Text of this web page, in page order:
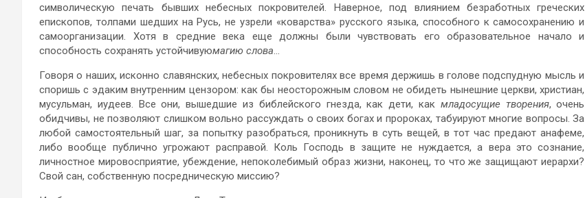
символическую печать бывших небесных покровителей. Наверное, под влиянием безработных греческих
епископов, толпами шедших на Русь, не узрели «коварства» русского языка, способного к самосохранению и
самоорганизации. Хотя в средние века еще должны были чувствовать его образовательное начало и
способность сохранять устойчивуюмагию слова…
Говоря о наших, исконно славянских, небесных покровителях все время держишь в голове подспудную мысль и
споришь с эдаким внутренним цензором: как бы неосторожным словом не обидеть нынешние церкви, христиан,
мусульман, иудеев. Все они, вышедшие из библейского гнезда, как дети, как младосущие творения, очень
обидчивы, не позволяют слишком вольно рассуждать о своих богах и пророках, табуируют многие вопросы. За
любой самостоятельный шаг, за попытку разобраться, проникнуть в суть вещей, в тот час предают анафеме,
либо вообще публично угрожают расправой. Коль Господь в защите не нуждается, а вера это сознание,
личностное мировосприятие, убеждение, непоколебимый образ жизни, наконец, то что же защищают иерархи?
Свой сан, собственную посредническую миссию?